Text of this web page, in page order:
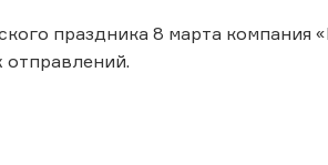
праздника 8 марта компания